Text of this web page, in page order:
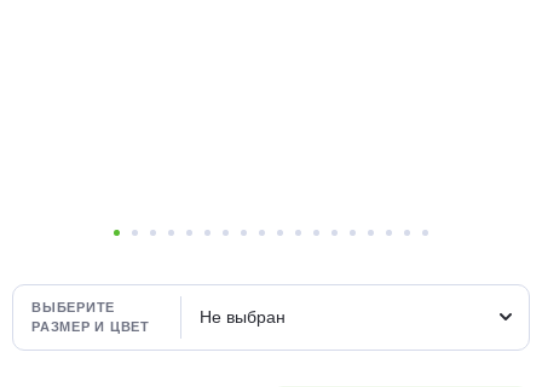
ВЫБЕРИТЕ
РАЗМЕР И ЦВЕТ
Не выбран
об оплате Плайтом